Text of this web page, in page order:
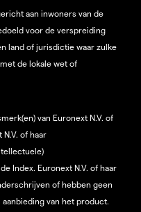
aan inwoners van de
voor de verspreiding
land of jurisdictie waar zulke
de lokale wet of
van Euronext N.V. of
of haar
Index. Euronext N.V. of haar
of hebben geen
van het product.